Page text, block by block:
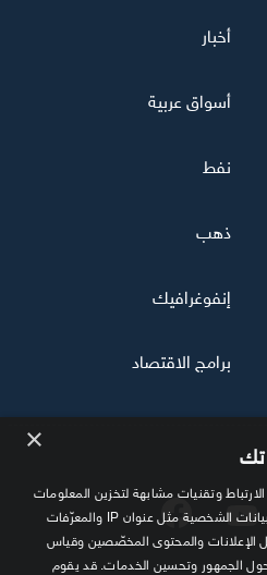
أخبار
أسواق عربية
نفط
ذهب
إنفوغرافيك
برامج الاقتصاد
×
وتقنيات مشابهة لتخزين المعلومات
على جهازك والوصول إليها ومعالجة البيانات الشخصية مثل عنوان IP والمعرّفات
الإعلانات والمحتوى المخصّصين وقياس
الجمهور وتحسين الخدمات. قد يقوم